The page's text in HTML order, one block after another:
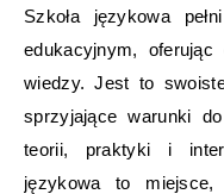
Szkoła językowa
edukacyjnym,
wiedzy. Jest to
sprzyjające warunki
teorii, praktyki i
językowa to